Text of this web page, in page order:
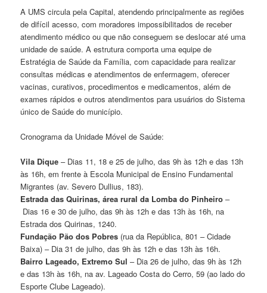
A UMS circula pela Capital, atendendo principalmente as regiões
de difícil acesso, com moradores impossibilitados de receber
atendimento médico ou que não conseguem se deslocar até uma
unidade de saúde. A estrutura comporta uma equipe de
Estratégia de Saúde da Família, com capacidade para realizar
consultas médicas e atendimentos de enfermagem, oferecer
vacinas, curativos, procedimentos e medicamentos, além de
exames rápidos e outros atendimentos para usuários do Sistema
único de Saúde do município.
Cronograma da Unidade Móvel de Saúde:
Vila Dique – Dias 11, 18 e 25 de julho, das 9h às 12h e das 13h
às 16h, em frente à Escola Municipal de Ensino Fundamental
Migrantes (av. Severo Dullius, 183).
Estrada das Quirinas, área rural da Lomba do Pinheiro –
Dias 16 e 30 de julho, das 9h às 12h e das 13h às 16h, na
Estrada dos Quirinas, 1240.
Fundação Pão dos Pobres (rua da República, 801 – Cidade
Baixa) – Dia 31 de julho, das 9h às 12h e das 13h às 16h.
Bairro Lageado, Extremo Sul – Dia 26 de julho, das 9h às 12h
e das 13h às 16h, na av. Lageado Costa do Cerro, 59 (ao lado do
Esporte Clube Lageado).